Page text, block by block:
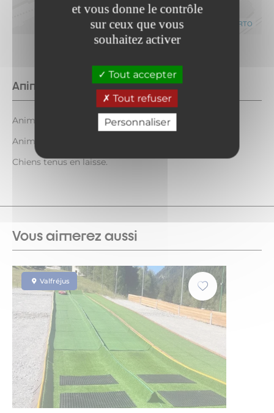
et vous donne le contrôle
sur ceux que vous
souhaitez activer
Tout accepter
Tout refuser
Personnaliser
Leaflet |© OpenStreetMapcontributors © CARTO
Animaux
Animaux acceptés : Oui
Animaux acceptés avec supplément : Non
Chiens tenus en laisse.
Vous aimerez aussi
Valfréjus